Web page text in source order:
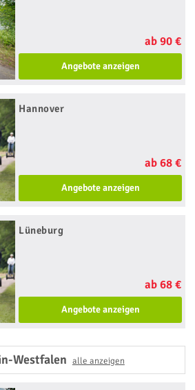
ab 90 €
Angebote anzeigen
Hannover
ab 68 €
Angebote anzeigen
Lüneburg
ab 68 €
Angebote anzeigen
Westfalen alle anzeigen